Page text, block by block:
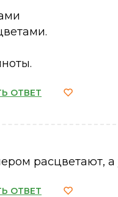
ОТВЕТ
расцветают,
ОТВЕТ